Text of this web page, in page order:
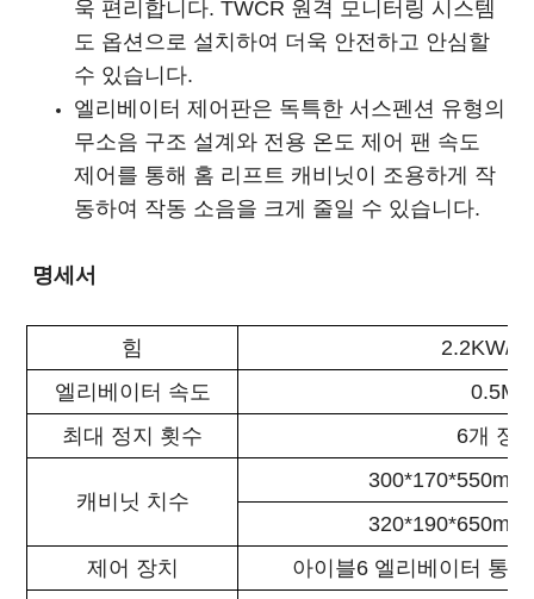
욱 편리합니다. TWCR 원격 모니터링 시스템
도 옵션으로 설치하여 더욱 안전하고 안심할
수 있습니다.
엘리베이터 제어판은 독특한 서스펜션 유형의
무소음 구조 설계와 전용 온도 제어 팬 속도
제어를 통해 홈 리프트 캐비닛이 조용하게 작
동하여 작동 소음을 크게 줄일 수 있습니다.
명세서
힘
2.2KW/
엘리베이터 속도
0.5M/
최대 정지 횟수
6개 정
캐비닛 치수
제어 장치
아이블6 엘리베이터 통